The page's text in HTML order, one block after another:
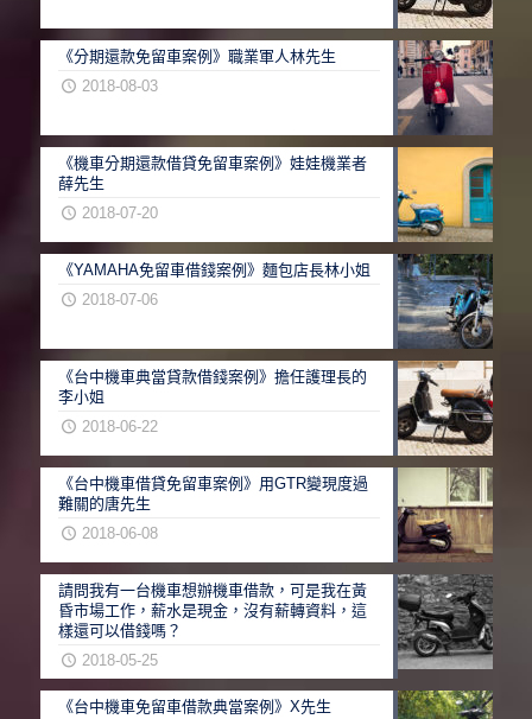
《分期還款免留車案例》職業軍人林先生
2018-08-03
《機車分期還款借貸免留車案例》娃娃機業者
薛先生
2018-07-20
《YAMAHA免留車借錢案例》麵包店長林小姐
2018-07-06
《台中機車典當貸款借錢案例》擔任護理長的
李小姐
2018-06-22
《台中機車借貸免留車案例》用GTR變現度過
難關的唐先生
2018-06-08
請問我有一台機車想辦機車借款，可是我在黃
昏市場工作，薪水是現金，沒有薪轉資料，這
樣還可以借錢嗎？
2018-05-25
《台中機車免留車借款典當案例》X先生